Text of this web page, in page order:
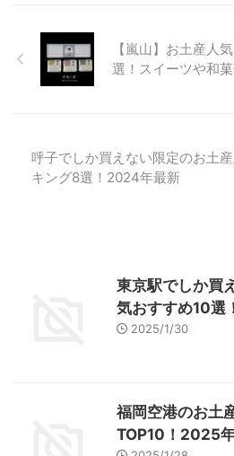
【嵐山】お土産人
選！スイーツや和
呼子でしか買えない限定のお土
キング8選！2024年最新
東京駅でしか買
気おすすめ10
2025/1/30
福岡空港のお土
TOP10！2025